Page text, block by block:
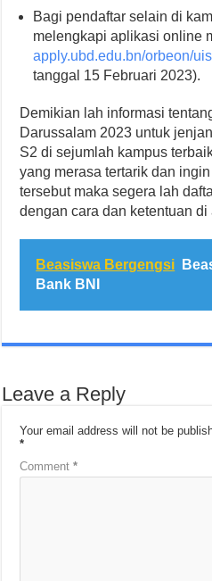
Bagi pendaftar selain di
melengkapi aplikasi online
apply.ubd.edu.bn/orbeon/
tanggal 15 Februari 2023).
Demikian lah informasi
Darussalam 2023 untuk
S2 di sejumlah kampus
yang merasa tertarik dan
tersebut maka segera lah
dengan cara dan ketentuan di
Beasiswa Bergengsi
Bank BNI
Leave a Reply
Your email address will not be
*
Comment*